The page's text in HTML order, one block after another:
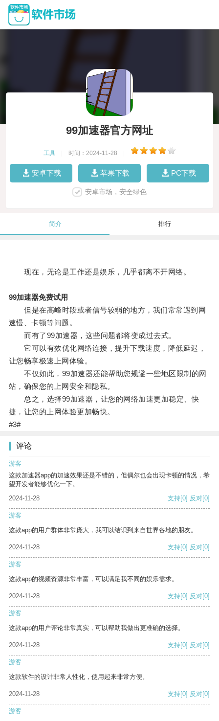
99加速器官方网址
工具 时间：2024-11-28
安卓下载 苹果下载 PC下载
安卓市场，安全绿色
简介 排行
现在，无论是工作还是娱乐，几乎都离不开网络。
99加速器免费试用
但是在高峰时段或者信号较弱的地方，我们常常遇到网
速慢、卡顿等问题。
而有了99加速器，这些问题都将变成过去式。
它可以有效优化网络连接，提升下载速度，降低延迟，
让您畅享极速上网体验。
不仅如此，99加速器还能帮助您规避一些地区限制的网
站，确保您的上网安全和隐私。
总之，选择99加速器，让您的网络加速更加稳定、快
捷，让您的上网体验更加畅快。
#3#
评论
游客
这款加速器app的加速效果还是不错的，但偶尔也会出现卡顿的情况，希
望开发者能够优化一下。
2024-11-28
支持[0] 反对[0]
游客
这款app的用户群体非常庞大，我可以结识到来自世界各地的朋友。
2024-11-28 支持[0] 反对[0]
游客
这款app的视频资源非常丰富，可以满足我不同的娱乐需求。
2024-11-28 支持[0] 反对[0]
游客
这款app的用户评论非常真实，可以帮助我做出更准确的选择。
2024-11-28 支持[0] 反对[0]
游客
这款软件的设计非常人性化，使用起来非常方便。
2024-11-28 支持[0] 反对[0]
游客